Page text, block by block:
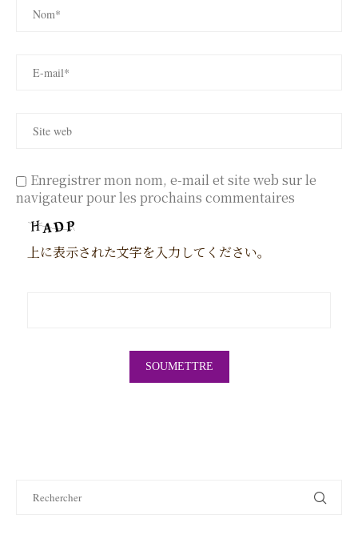
Enregistrer mon nom, e-mail et site web sur le
navigateur pour les prochains commentaires
上に表示された文字を入力してください。